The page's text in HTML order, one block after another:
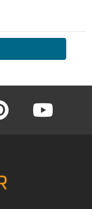
pinterest KriptoHaber